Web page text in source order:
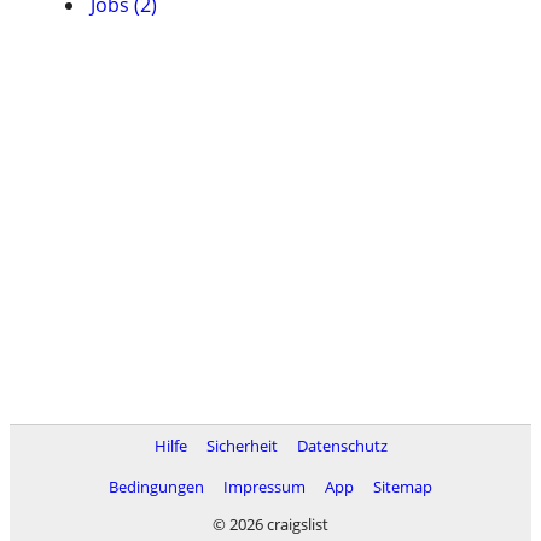
Hilfe Sicherheit
Datenschutz
Bedingungen
Impressum App
Sitemap
© 2026 craigslist